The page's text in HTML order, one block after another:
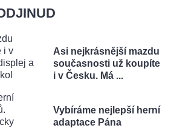
Asi nejkrásnější mazdu
současnosti už koupíte
i v Česku. Má ...
Vybíráme nejlepší herní
adaptace Pána